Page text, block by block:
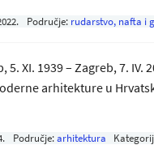
. Područje: rudarstvo, nafta i
5. XI. 1939 – Zagreb, 7.
arhitekture u
. Područje: arhitektura